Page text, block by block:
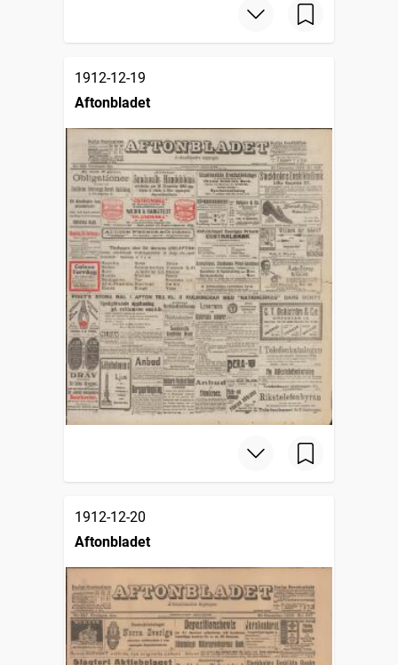
1912-12-19
Aftonbladet
1912-12-20
Aftonbladet